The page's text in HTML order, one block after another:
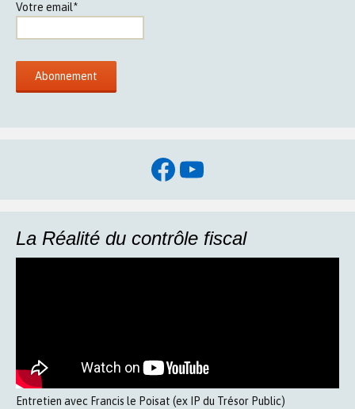
Votre email*
Facebook
YouTube
La Réalité du contrôle fiscal
Entretien avec Francis le Poisat (ex IP du Trésor Public)